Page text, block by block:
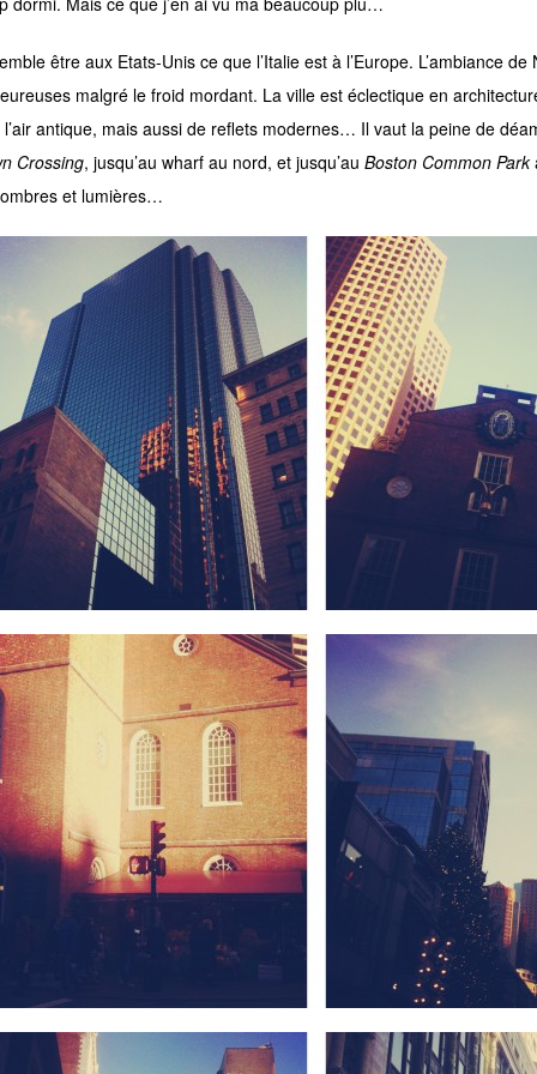
être aux Etats-Unis ce que l’Italie est à l’Europe. L’ambiance
malgré le froid mordant. La ville est éclectique en
antique, mais aussi de reflets modernes… Il vaut la peine de
Crossing, jusqu’au wharf au nord, et jusqu’au Boston Common Park
et lumières…